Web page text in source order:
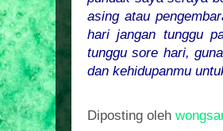
asing atau
hari jangan tunggu
tunggu sore hari,
dan kehidupanmu
Diposting oleh